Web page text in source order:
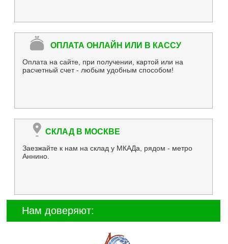
ОПЛАТА ОНЛАЙН ИЛИ В КАССУ
Оплата на сайте, при получении, картой или на
расчетный счет - любым удобным способом!
СКЛАД В МОСКВЕ
Заезжайте к нам на склад у МКАДа, рядом - метро
Аннино.
Нам доверяют: